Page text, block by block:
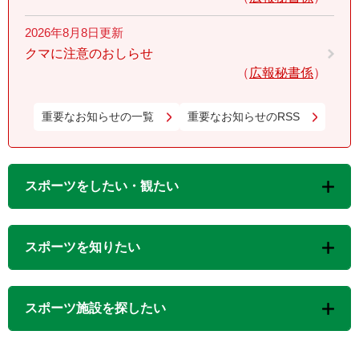
2026年8月8日更新
クマに注意のおしらせ
広報秘書係
重要なお知らせの一覧 重要なお知らせのRSS
スポーツをしたい・観たい
スポーツを知りたい
スポーツ施設を探したい